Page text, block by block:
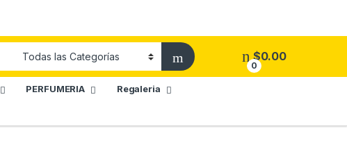
0
$0.00
PERFUMERIA Regaleria